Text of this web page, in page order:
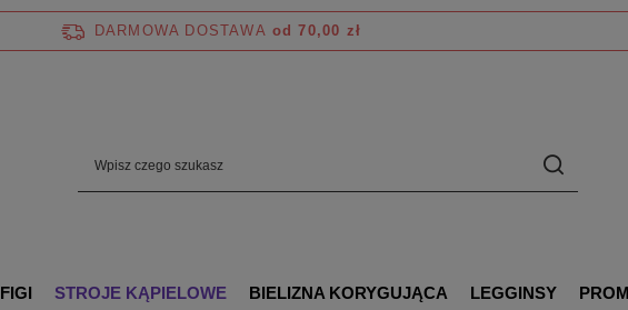
DARMOWA DOSTAWA od 70,00 zł
FIGI STROJE KĄPIELOWE BIELIZNA KORYGUJĄCA LEGGINSY